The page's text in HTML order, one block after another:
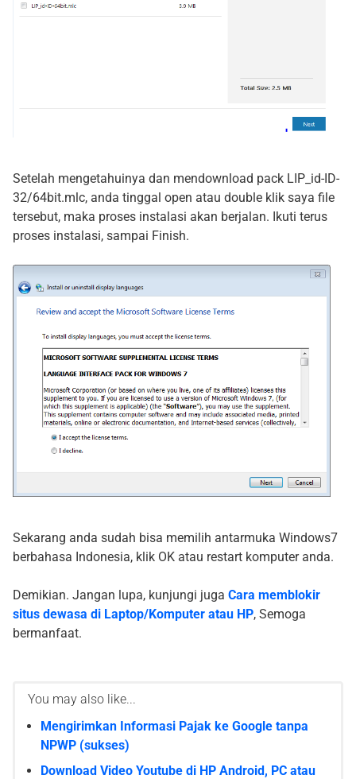
Setelah mengetahuinya dan mendownload pack LIP_id-ID-
32/64bit.mlc, anda tinggal open atau double klik saya file
tersebut, maka proses instalasi akan berjalan. Ikuti terus
proses instalasi, sampai Finish.
Sekarang anda sudah bisa memilih antarmuka Windows7
berbahasa Indonesia, klik OK atau restart komputer anda.
Demikian. Jangan lupa, kunjungi juga Cara memblokir
situs dewasa di Laptop/Komputer atau HP, Semoga
bermanfaat.
You may also like...
Mengirimkan Informasi Pajak ke Google tanpa
NPWP (sukses)
Download Video Youtube di HP Android, PC atau